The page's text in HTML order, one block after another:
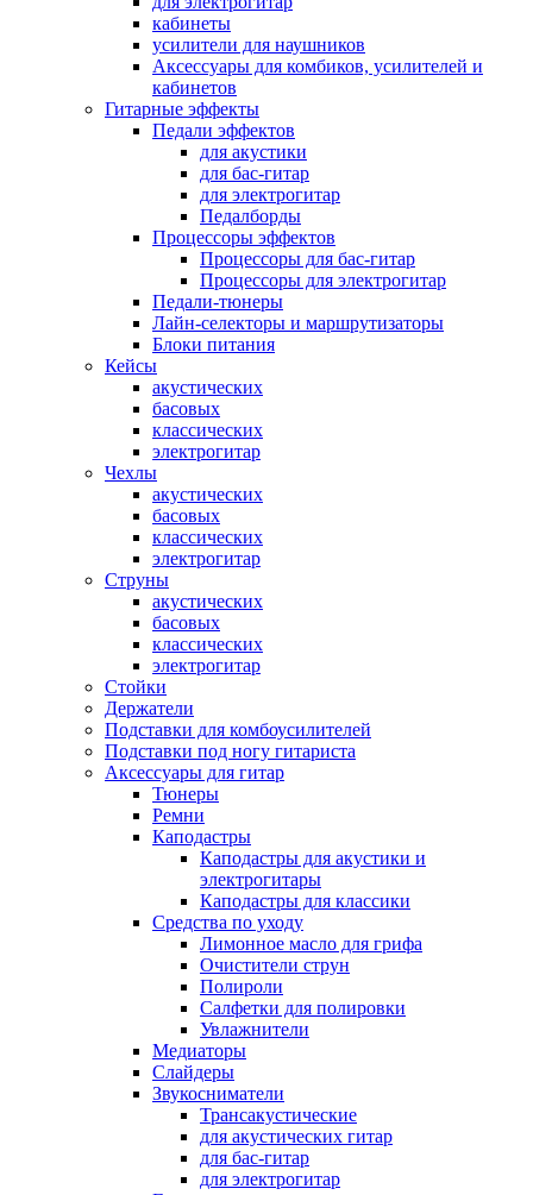
кабинеты
усилители для наушников
Аксессуары для комбиков, усилителей и
кабинетов
Гитарные эффекты
Педали эффектов
для акустики
для бас-гитар
для электрогитар
Педалборды
Процессоры эффектов
Процессоры для бас-гитар
Процессоры для электрогитар
Педали-тюнеры
Лайн-селекторы и маршрутизаторы
Блоки питания
Кейсы
акустических
басовых
классических
электрогитар
Чехлы
акустических
басовых
классических
электрогитар
Струны
акустических
басовых
классических
электрогитар
Стойки
Держатели
Подставки для комбоусилителей
Подставки под ногу гитариста
Аксессуары для гитар
Тюнеры
Ремни
Каподастры
Каподастры для акустики и
электрогитары
Каподастры для классики
Средства по уходу
Лимонное масло для грифа
Очистители струн
Полироли
Салфетки для полировки
Увлажнители
Медиаторы
Слайдеры
Звукосниматели
Трансакустические
для акустических гитар
для бас-гитар
для электрогитар